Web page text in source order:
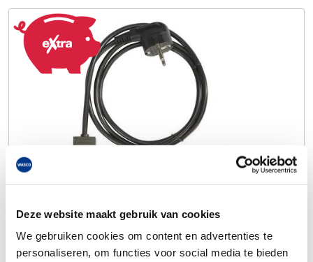
Deze website maakt gebruik van cookies
We gebruiken cookies om content en advertenties te
personaliseren, om functies voor social media te bieden